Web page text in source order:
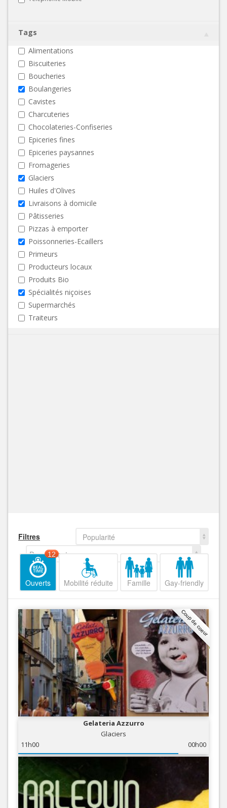
Tags
Alimentations
Biscuiteries
Boucheries
Boulangeries
Cavistes
Charcuteries
Chocolateries-Confiseries
Epiceries fines
Epiceries paysannes
Fromageries
Glaciers
Huiles d'Olives
Livraisons à domicile
Pâtisseries
Pizzas à emporter
Poissonneries-Ecaillers
Primeurs
Producteurs locaux
Produits Bio
Spécialités niçoises
Supermarchés
Traiteurs
Filtres
Popularité
Decroissant
Ouverts
12
Mobilité réduite Famille Gay-friendly
Coup de coeur
Gelateria Azzurro
Glaciers
11h00
00h00